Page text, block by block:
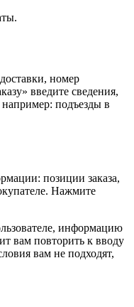
номер
введите сведения,
например: подъезды в
позиции заказа,
Нажмите
информацию
вам повторить к вводу
вам не подходят,